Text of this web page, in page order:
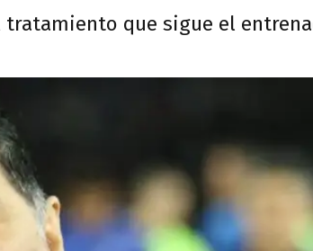
que sigue el